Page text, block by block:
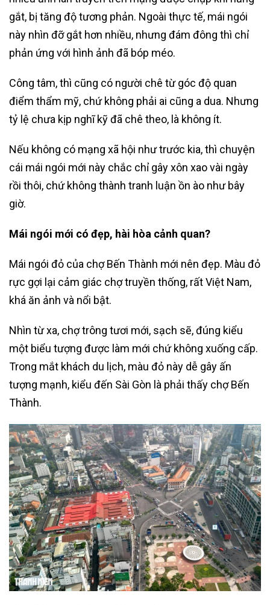
gắt, bị tăng độ tương phản. Ngoài thực tế, mái ngói
này nhìn đỡ gắt hơn nhiều, nhưng đám đông thì chỉ
phản ứng với hình ảnh đã bóp méo.
Công tâm, thì cũng có người chê từ góc độ quan
điểm thẩm mỹ, chứ không phải ai cũng a dua. Nhưng
tỷ lệ chưa kịp nghĩ kỹ đã chê theo, là không ít.
Nếu không có mạng xã hội như trước kia, thì chuyện
cái mái ngói mới này chắc chỉ gây xôn xao vài ngày
rồi thôi, chứ không thành tranh luận ồn ào như bây
giờ.
Mái ngói mới có đẹp, hài hòa cảnh quan?
Mái ngói đỏ của chợ Bến Thành mới nên đẹp. Màu đỏ
rực gợi lại cảm giác chợ truyền thống, rất Việt Nam,
khá ăn ảnh và nổi bật.
Nhìn từ xa, chợ trông tươi mới, sạch sẽ, đúng kiểu
một biểu tượng được làm mới chứ không xuống cấp.
Trong mắt khách du lịch, màu đỏ này dễ gây ấn
tượng mạnh, kiểu đến Sài Gòn là phải thấy chợ Bến
Thành.